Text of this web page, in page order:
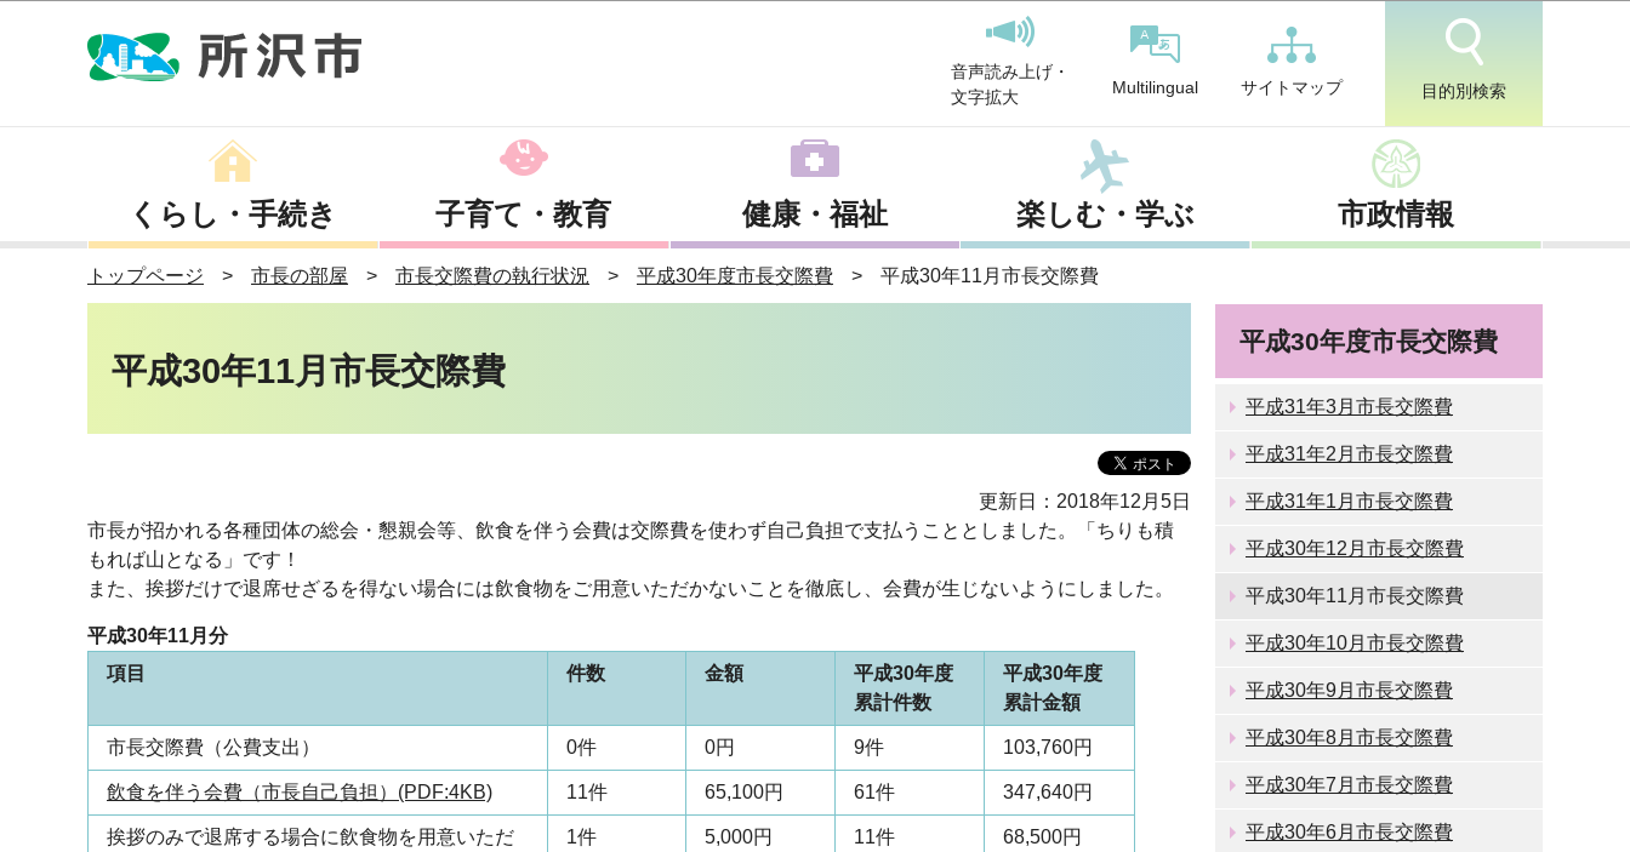
音声読み上げ・
文字拡大
Multilingual サイトマップ 目的別検索
くらし・手続き 子育て・教育 健康・福祉 楽しむ・学ぶ 市政情報
トップページ 市長の部屋 市長交際費の執行状況 平成30年度市長交際費 平成30年11月市長交際費
平成30年11月市長交際費
更新日：2018年12月5日
市長が招かれる各種団体の総会・懇親会等、飲食を伴う会費は交際費を使わず自己負担で支払うこととしました。「ちりも積
もれば山となる」です！
また、挨拶だけで退席せざるを得ない場合には飲食物をご用意いただかないことを徹底し、会費が生じないようにしました。
平成30年11月分
項目
件数 金額
平成30年度
累計件数
平成30年度
累計金額
市長交際費（公費支出） 0件 0円 9件 103,760円
飲食を伴う会費（市長自己負担）(PDF:4KB) 11件 65,100円 61件 347,640円
挨拶のみで退席する場合に飲食物を用意いただ
1件 5,000円 11件 68,500円
平成30年度市長交際費
平成31年3月市長交際費
平成31年2月市長交際費
平成31年1月市長交際費
平成30年12月市長交際費
平成30年11月市長交際費
平成30年10月市長交際費
平成30年9月市長交際費
平成30年8月市長交際費
平成30年7月市長交際費
平成30年6月市長交際費